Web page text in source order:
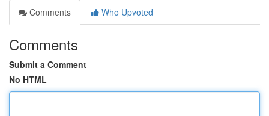
Comments
Who Upvoted
Comments
Submit a Comment
No HTML